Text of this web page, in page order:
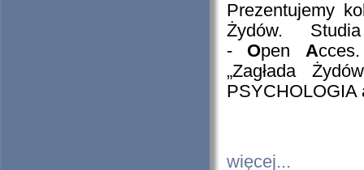
Prezentujemy
Żydów.
- Open A
„Zagłada
PSYCHOLOGIA
więcej...